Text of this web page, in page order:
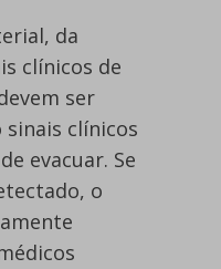
da
clínicos de
ser
clínicos
evacuar. Se
o